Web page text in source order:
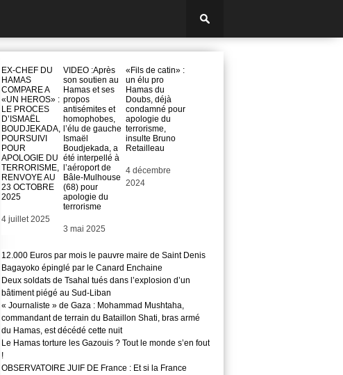
EX-CHEF DU
HAMAS
COMPARE A
«UN HEROS» :
LE PROCES
D’ISMAËL
BOUDJEKADA,
POURSUIVI
POUR
APOLOGIE DU
TERRORISME,
RENVOYE AU
23 OCTOBRE
2025
Date
4 juillet 2025
VIDEO :Après
son soutien au
Hamas et ses
propos
antisémites et
homophobes,
l’élu de gauche
Ismaël
Boudjekada, a
été interpellé à
l’aéroport de
Bâle-Mulhouse
(68) pour
apologie du
terrorisme
Date
3 mai 2025
«Fils de catin» :
un élu pro
Hamas du
Doubs, déjà
condamné pour
apologie du
terrorisme,
insulte Bruno
Retailleau
Date
4 décembre
2024
12.000 Euros par mois le pauvre maire de Saint Denis
Bagayoko épinglé par le Canard Enchaine
Deux soldats de Tsahal tués dans l’explosion d’un
bâtiment piégé au Sud-Liban
« Journaliste » de Gaza : Mohammad Mushtaha,
commandant de terrain du Bataillon Shati, bras armé
du Hamas, est décédé cette nuit
Le Hamas torture les Gazouis ? Tout le monde s’en fout
!
OBSERVATOIRE JUIF DE France : Et si la France